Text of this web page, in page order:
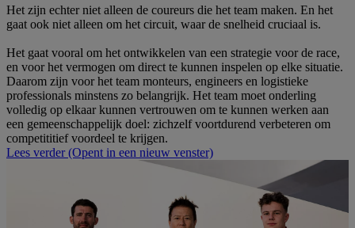
Het zijn echter niet alleen de coureurs die het team maken. En het
gaat ook niet alleen om het circuit, waar de snelheid cruciaal is.
Het gaat vooral om het ontwikkelen van een strategie voor de race,
en voor het vermogen om direct te kunnen inspelen op elke situatie.
Daarom zijn voor het team monteurs, engineers en logistieke
professionals minstens zo belangrijk. Het team moet onderling
volledig op elkaar kunnen vertrouwen om te kunnen werken aan
een gemeenschappelijk doel: zichzelf voortdurend verbeteren om
competititief voordeel te krijgen.
Lees verder(Opent in een nieuw venster)